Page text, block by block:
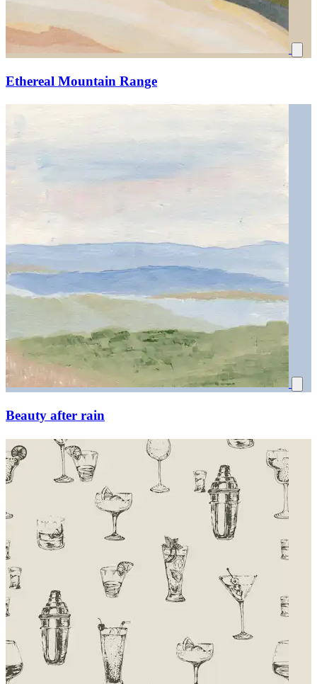
Ethereal Mountain Range
Beauty after rain